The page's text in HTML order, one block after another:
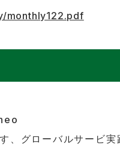
monthly122.pdf
、グローバルサービ